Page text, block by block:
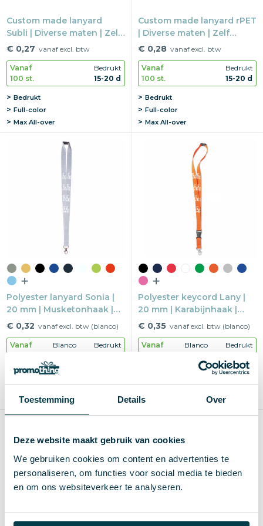
Toestemming Details Over
Deze website maakt gebruik van cookies
We gebruiken cookies om content en advertenties te
personaliseren, om functies voor social media te bieden
en om ons websiteverkeer te analyseren.
Custom made lanyard
Subli | Diverse maten | Zelf
samen te stellen
€ 0,27 vanaf excl. btw
Vanaf
100 st.
Bedrukt
15-20 d
Bedrukt
Full-color
Max All-over
Custom made lanyard rPET
| Diverse maten | Zelf
samen te stellen
€ 0,28 vanaf excl. btw
Vanaf
100 st.
Bedrukt
15-20 d
Bedrukt
Full-color
Max All-over
Polyester lanyard Sonia |
20 mm | Musketonhaak |
Safetyclip
€ 0,32 vanaf excl. btw (blanco)
Vanaf
Blanco
Bedrukt
Blanco of bedrukken
1 kleur of full-color
Max218×13 mm
Polyester keycord Lany |
20 mm | Karabijnhaak |
Safetyclip
€ 0,35 vanaf excl. btw (blanco)
Vanaf
Blanco
Bedrukt
Blanco of bedrukken
1-5 kleuren of full-color
Max